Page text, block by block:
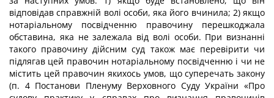
відповідав справжній волі особи, яка його вчинила; 2) якщо
нотаріальному посвідченню правочину перешкоджала
обставина, яка не залежала від волі особи. При визнанні
такого правочину дійсним суд також має перевірити чи
підлягав цей правочин нотаріальному посвідченню і чи не
містить цей правочин якихось умов, що суперечать закону
(п. 4 Постанови Пленуму Верховного Суду України «Про